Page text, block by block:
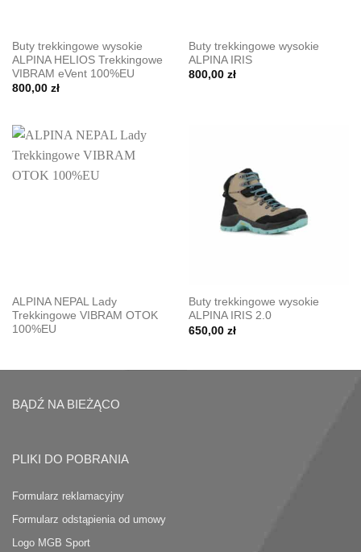
Buty trekkingowe wysokie
ALPINA HELIOS Trekkingowe
VIBRAM eVent 100%EU
800,00 zł
Buty trekkingowe wysokie
ALPINA IRIS
800,00 zł
ALPINA NEPAL Lady
Trekkingowe VIBRAM OTOK
100%EU
Buty trekkingowe wysokie
ALPINA IRIS 2.0
650,00 zł
BĄDŹ NA BIEŻĄCO
PLIKI DO POBRANIA
Formularz reklamacyjny
Formularz odstąpienia od umowy
Logo MGB Sport